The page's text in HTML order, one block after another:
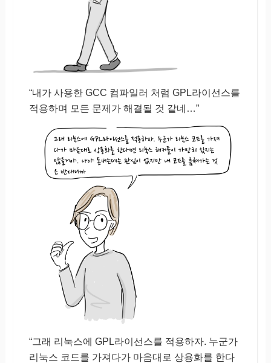
“내가 사용한 GCC 컴파일러 처럼 GPL라이선스를
적용하며 모든 문제가 해결될 것 같네…”
“그래 리눅스에 GPL라이선스를 적용하자. 누군가
리눅스 코드를 가져다가 마음대로 상용화를 한다